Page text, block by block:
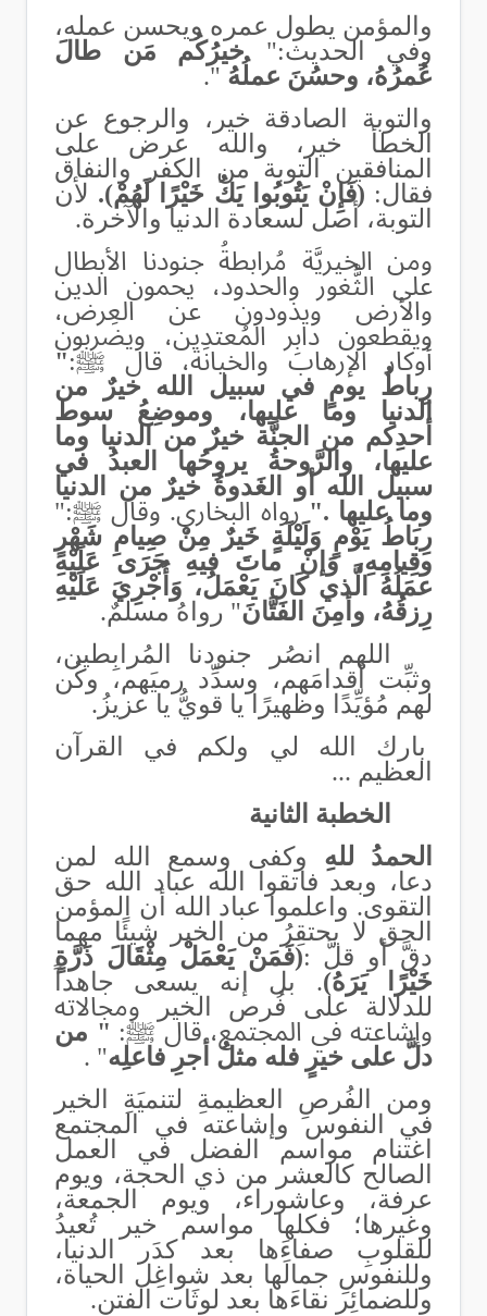
والمؤمن يطول عمره ويحسن عمله،
وفي الحديث:" خيرُكُم مَن طالَ
عُمرُهُ، وحسُنَ عملُهُ ".
والتوبة الصادقة خير، والرجوع عن
الخطأ خير، والله عرض على
المنافقين التوبة من الكفر والنفاق
فقال‏:‏ (فَإِنْ يَتُوبُوا يَكُ خَيْرًا لَهُمْ). لأن
التوبة، أصل لسعادة الدنيا والآخرة‏.‏
ومن الخيريَّة مُرابطةُ جنودنا الأبطال
على الثُّغور والحدود، يحمون الدين
والأرض ويذودون عن العِرض،
ويقطعون دابِر المُعتدِين، ويضربون
أوكار الإرهاب والخيانة، قال ﷺ:"
رِباطُ يومٍ في سبيل الله خيرٌ من
الدنيا وما عليها، وموضِعُ سوط
أحدِكم من الجنَّة خيرٌ من الدنيا وما
عليها، والرَّوحةُ يروحُها العبدُ في
سبيل الله أو الغَدوةُ خيرٌ من الدنيا
وما عليها ". رواه البخاري. وقال ﷺ:
"
رِبَاطُ يَوْمٍ وَلَيْلَةٍ خَيرٌ مِنْ صِيامِ شَهْرٍ
وقِيامِهِ، وَإنْ ماتَ فيهِ جَرَى عَلَيْهِ
عمَلُهُ الَّذي كَانَ يَعْمَلُ، وَأُجْرِيَ عَلَيْهِ
رِزقُهُ، وأمِنَ الفَتَّانَ" رواهُ مسلمٌ.
اللهم انصُر جنودنا المُرابِطين،
وثبِّت أقدامَهم، وسدِّد رميَهم، وكُن
لهم مُؤيِّدًا وظهيرًا يا قويُّ يا عزيزُ.
بارك الله لي ولكم في القرآن
العظيم ...
الخطبة الثانية
الحمدُ للهِ وكفى وسمع الله لمن
دعا، وبعد فاتقوا الله عباد الله حق
التقوى. واعلموا عباد الله أن المؤمن
الحق لا يحتقِرُ من الخير شيئًا مهما
دقَّ أو قلَّ :(فَمَنْ يَعْمَلْ مِثْقَالَ ذَرَّةٍ
خَيْرًا يَرَهُ). بل إنه يسعى جاهداً
للدلالة على فُرص
الخير
ومجالاته
وإشاعته في المجتمع، قال ﷺ: " من
دلَّ على خيرٍ فله مثلُ أجرِ فاعلِه"
.
ومن الفُرصِ العظيمةِ لتنميَةِ الخير
في النفوس وإشاعته في المجتمع
اغتنام مواسم الفضل في العمل
الصالح كالعشر من ذي الحجة، ويوم
عرفة، وعاشوراء، ويوم الجمعة،
وغيرها؛ فكلها مواسم خير تُعيدُ
للقلوبِ صفاءَها بعد كدَر الدنيا،
وللنفوسِ جمالَها بعد شواغِل الحياة،
وللضمائِر نقاءَها بعد لوثَات الفتن.